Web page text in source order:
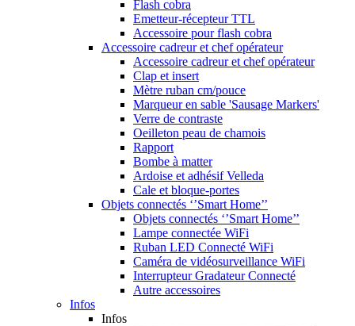
Flash cobra
Emetteur-récepteur TTL
Accessoire pour flash cobra
Accessoire cadreur et chef opérateur
Accessoire cadreur et chef opérateur
Clap et insert
Mètre ruban cm/pouce
Marqueur en sable 'Sausage Markers'
Verre de contraste
Oeilleton peau de chamois
Rapport
Bombe à matter
Ardoise et adhésif Velleda
Cale et bloque-portes
Objets connectés ‘’Smart Home’’
Objets connectés ‘’Smart Home’’
Lampe connectée WiFi
Ruban LED Connecté WiFi
Caméra de vidéosurveillance WiFi
Interrupteur Gradateur Connecté
Autre accessoires
Infos
Infos